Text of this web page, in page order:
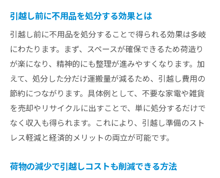
引越し前に不用品を処分する効果とは
引越し前に不用品を処分することで得られる効果は多岐
にわたります。まず、スペースが確保できるため荷造り
が楽になり、精神的にも整理が進みやすくなります。加
えて、処分した分だけ運搬量が減るため、引越し費用の
節約につながります。具体例として、不要な家電や雑貨
を売却やリサイクルに出すことで、単に処分するだけで
なく収入も得られます。これにより、引越し準備のスト
レス軽減と経済的メリットの両立が可能です。
荷物の減少で引越しコストも削減できる方法